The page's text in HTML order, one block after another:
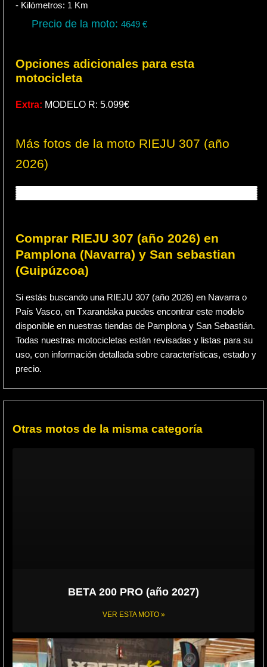
- Kilómetros: 1 Km
Precio de la moto: 4649€
Opciones adicionales para esta
motocicleta
Extra: MODELO R: 5.099€
Más fotos de la moto RIEJU 307 (año
2026)
Comprar RIEJU 307 (año 2026) en
Pamplona (Navarra) y San sebastian
(Guipúzcoa)
Si estás buscando una RIEJU 307 (año 2026) en Navarra o
País Vasco, en Txarandaka puedes encontrar este modelo
disponible en nuestras tiendas de Pamplona y San Sebastián.
Todas nuestras motocicletas están revisadas y listas para su
uso, con información detallada sobre características, estado y
precio.
Otras motos de la misma categoría
BETA 200 PRO (año 2027)
VER ESTA MOTO »